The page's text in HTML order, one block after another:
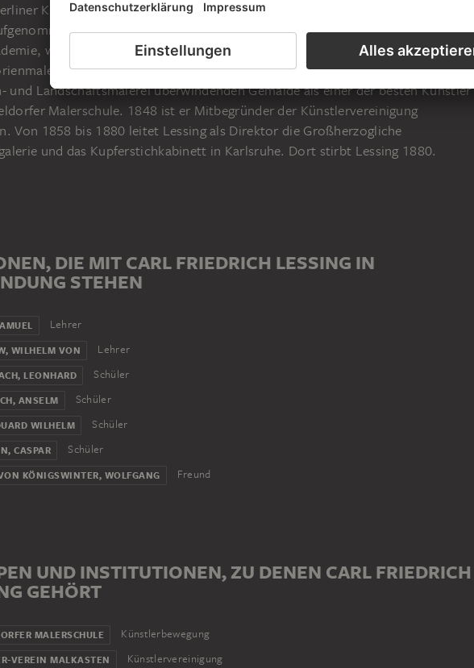
Kunstausstellung und wird von Friedrich Wilhelm von Schadow in dessen
Lessing folgt seinem Lehrer Schadow nach Düsseldorf an die
wo er bis 1843 bleibt. Schadow weckt auch sein Interesse an dem Genre
Bereits 1830 gilt Lessing durch seine die Gattungsgrenzen zwischen
und Landschaftsmalerei überwindenden Gemälde als einer der besten Künstler
Malerschule. 1848 ist er Mitbegründer der Künstlervereinigung
Von 1858 bis 1880 leitet Lessing als Direktor die Großherzogliche
und das Kupferstichkabinett in Karlsruhe. Dort stirbt Lessing 1880.
DIE MIT CARL FRIEDRICH LESSING IN
STEHEN
Lehrer
WILHELM VON Lehrer
LEONHARD Schüler
ANSELM Schüler
WILHELM Schüler
CASPAR Schüler
KÖNIGSWINTER, WOLFGANG Freund
UND INSTITUTIONEN, ZU DENEN CARL FRIEDRICH
GEHÖRT
MALERSCHULE Künstlerbewegung
VEREIN MALKASTEN Künstlervereinigung